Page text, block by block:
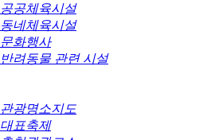
공공체육시설
동네체육시설
문화행사
반려동물 관련 시설
관광명소지도
대표축제